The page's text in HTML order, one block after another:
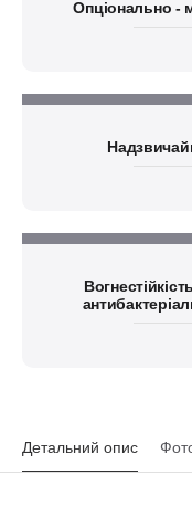
Опціонально -
Детальний опис